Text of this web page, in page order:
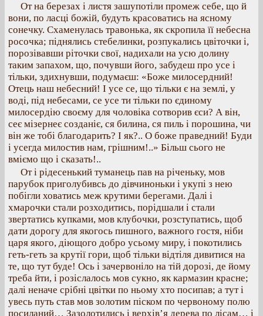
От на березах і листя зашупотіли промеж себе, що й
вони, по ласці божій, будуть красоватись на ясному
сонечку. Схаменулась травонька, як скропила її небесна
росочка; піднялись стебелинки, розпукались цвіточки і,
порозівавши ріточки свої, надихали на усю долину
таким запахом, що, почувши його, забудеш про усе і
тільки, здихнувши, подумаєш: «Боже милосердний!
Отець наш небесний! І усе се, що тільки є на землі, у
воді, під небесами, се усе ти тільки по єдиному
милосердію своєму для чоловіка сотворив єси? А він,
сеє мізернеє созданіє, ся билина, ся пиль і порошина, чи
він же тобі благодарить? І як?.. О боже праведний! Буди
і усегда милостив нам, грішним!..» Більш сього не
вміємо що і сказать!..
От і рідесенький туманець пав на річеньку, мов
парубок приголубивсь до дівчиноньки і укупі з нею
побігли ховатись меж крутими берегами. Далі і
хмарочки стали розходитись, порідшали і стали
звертатись купками, мов клубочки, розступатись, щоб
дати дорогу для якогось пишного, важного гостя, ніби
царя якого, діющого добро усьому миру, і покотились
геть-геть за крутії гори, щоб тільки відтіля дивитися на
те, що тут буде! Ось і зачервоніло на тій дорозі, де йому
треба йти, і розіслалось мов сукно, як кармазин красне;
далі неначе срібні цвітки по ньому хто посипав; а тут і
увесь путь став мов золотим піском по червоному полю
посиланий… Зазолотились і верхів’я дерева по лісам… і